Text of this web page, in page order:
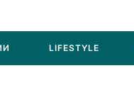
LIFESTYLE